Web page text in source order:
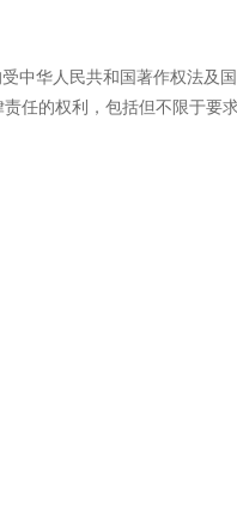
华人民共和国著作权法及
任的权利，包括但不限于要